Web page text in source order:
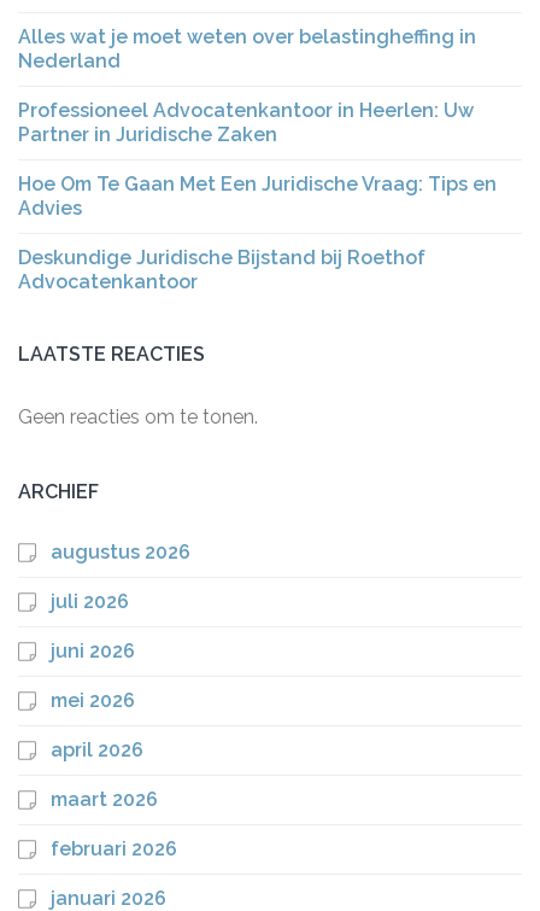
Alles wat je moet weten over belastingheffing in
Nederland
Professioneel Advocatenkantoor in Heerlen: Uw
Partner in Juridische Zaken
Hoe Om Te Gaan Met Een Juridische Vraag: Tips en
Advies
Deskundige Juridische Bijstand bij Roethof
Advocatenkantoor
LAATSTE REACTIES
Geen reacties om te tonen.
ARCHIEF
augustus 2026
juli 2026
juni 2026
mei 2026
april 2026
maart 2026
februari 2026
januari 2026